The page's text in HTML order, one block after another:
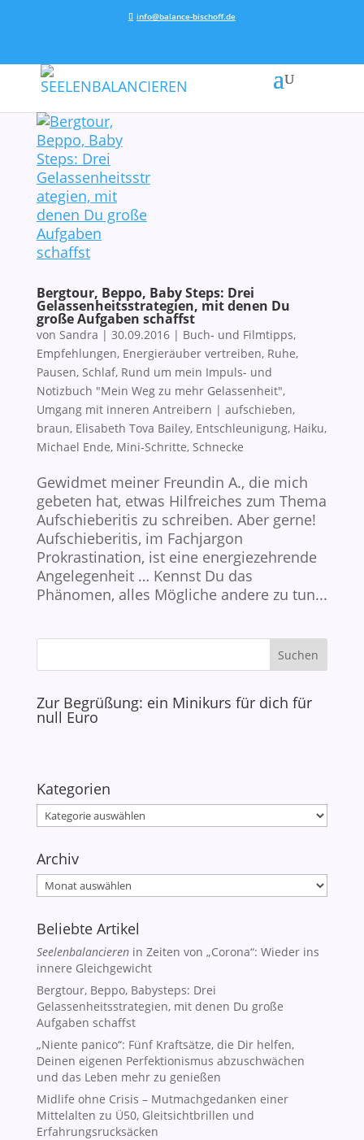
info@balance-bischoff.de
Bergtour, Beppo, Baby Steps: Drei
Gelassenheitsstrategien, mit denen Du
große Aufgaben schaffst
von Sandra | 30.09.2016| Buch- und Filmtipps,
Empfehlungen, Energieräuber vertreiben, Ruhe,
Pausen, Schlaf, Rund um mein Impuls- und
Notizbuch "Mein Weg zu mehr Gelassenheit",
Umgang mit inneren Antreibern | aufschieben,
braun, Elisabeth Tova Bailey, Entschleunigung, Haiku,
Michael Ende, Mini-Schritte, Schnecke
Gewidmet meiner Freundin A., die mich
gebeten hat, etwas Hilfreiches zum Thema
Aufschieberitis zu schreiben. Aber gerne!
Aufschieberitis, im Fachjargon
Prokrastination, ist eine energiezehrende
Angelegenheit … Kennst Du das
Phänomen, alles Mögliche andere zu tun...
Zur Begrüßung: ein Minikurs für dich für
null Euro
Kategorien
Kategorien
Archiv
Archiv
Beliebte Artikel
Seelenbalancierenin Zeiten von „Corona“: Wieder ins
innere Gleichgewicht
Bergtour, Beppo, Babysteps: Drei
Gelassenheitsstrategien, mit denen Du große
Aufgaben schaffst
„Niente panico“: Fünf Kraftsätze, die Dir helfen,
Deinen eigenen Perfektionismus abzuschwächen
und das Leben mehr zu genießen
Midlife ohne Crisis – Mutmachgedanken einer
Mittelalten zu Ü50, Gleitsichtbrillen und
Erfahrungsrucksäcken